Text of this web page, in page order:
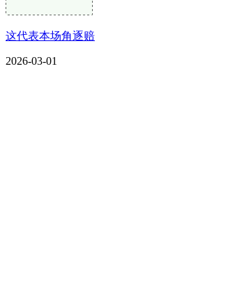
这代表本场角逐赔
2026-03-01